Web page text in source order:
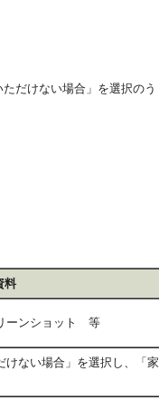
だけない場合」を選択のう
料
ーンショット 等
けない場合」を選択し、「家